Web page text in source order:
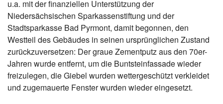
u.a. mit der finanziellen Unterstützung der
Niedersächsischen Sparkassenstiftung und der
Stadtsparkasse Bad Pyrmont, damit begonnen, den
Westteil des Gebäudes in seinen ursprünglichen Zustand
zurückzuversetzen: Der graue Zementputz aus den 70er-
Jahren wurde entfernt, um die Buntsteinfassade wieder
freizulegen, die Giebel wurden wettergeschützt verkleidet
und zugemauerte Fenster wurden wieder eingesetzt.